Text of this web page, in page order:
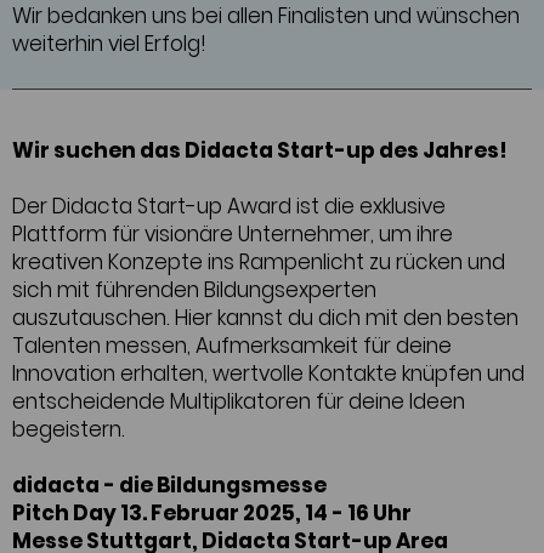
Wir bedanken uns bei allen Finalisten und wünschen
weiterhin viel Erfolg!
Wir suchen das Didacta Start-up des Jahres!
Der Didacta Start-up Award ist die exklusive
Plattform für visionäre Unternehmer, um ihre
kreativen Konzepte ins Rampenlicht zu rücken und
sich mit führenden Bildungsexperten
auszutauschen. Hier kannst du dich mit den besten
Talenten messen, Aufmerksamkeit für deine
Innovation erhalten, wertvolle Kontakte knüpfen und
entscheidende Multiplikatoren für deine Ideen
begeistern.
didacta - die Bildungsmesse
Pitch Day 13. Februar 2025, 14 - 16 Uhr
Messe Stuttgart, Didacta Start-up Area